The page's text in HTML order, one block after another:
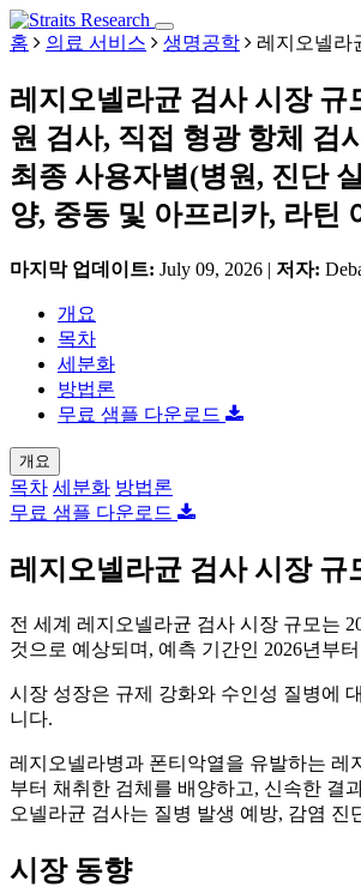
홈 의료 서비스 생명공학 레지오넬라
레지오넬라균 검사 시장
원 검사, 직접 형광 항체 검
최종 사용자별(병원, 진단
양, 중동 및 아프리카, 라틴
마지막 업데이트: July 09, 2026 | 저자:
개요
목차
세분화
방법론
무료 샘플 다운로드
개요
목차 세분화 방법론
무료 샘플 다운로드
레지오넬라균 검사 시장 규
전 세계 레지오넬라균 검사 시장 규모는
것으로 예상되며, 예측 기간인 2026년부
시장 성장은 규제 강화와 수인성 질병에
니다.
레지오넬라병과 폰티악열을 유발하는
부터 채취한 검체를 배양하고, 신속한 결
오넬라균 검사는 질병 발생 예방, 감염
시장 동향